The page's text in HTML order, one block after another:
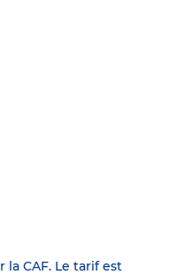
CAF. Le tarif est